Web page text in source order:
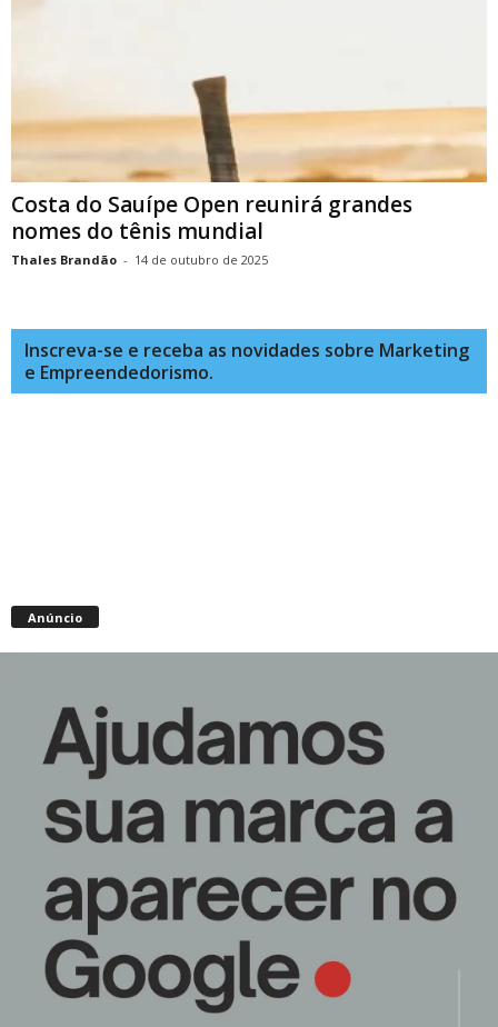
Costa do Sauípe Open reunirá grandes
nomes do tênis mundial
Thales Brandão - 14 de outubro de 2025
Inscreva-se e receba as novidades sobre Marketing
e Empreendedorismo.
Anúncio